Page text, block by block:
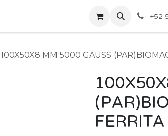
+52
100X50X8 MM 5000 GAUSS
FERRITA